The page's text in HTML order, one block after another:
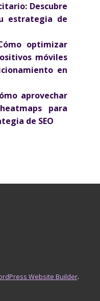
Descubre
estrategia de
optimizar
móviles
en
aprovechar
para
de SEO
Website Builder.